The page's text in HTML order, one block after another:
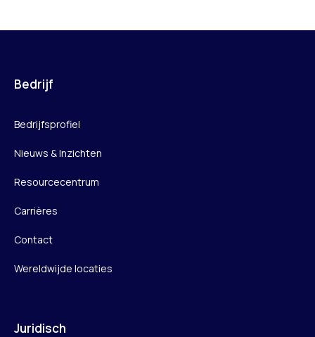
Bedrijf
Bedrijfsprofiel
Nieuws & Inzichten
Resourcecentrum
Carrières
Contact
Wereldwijde locaties
Juridisch